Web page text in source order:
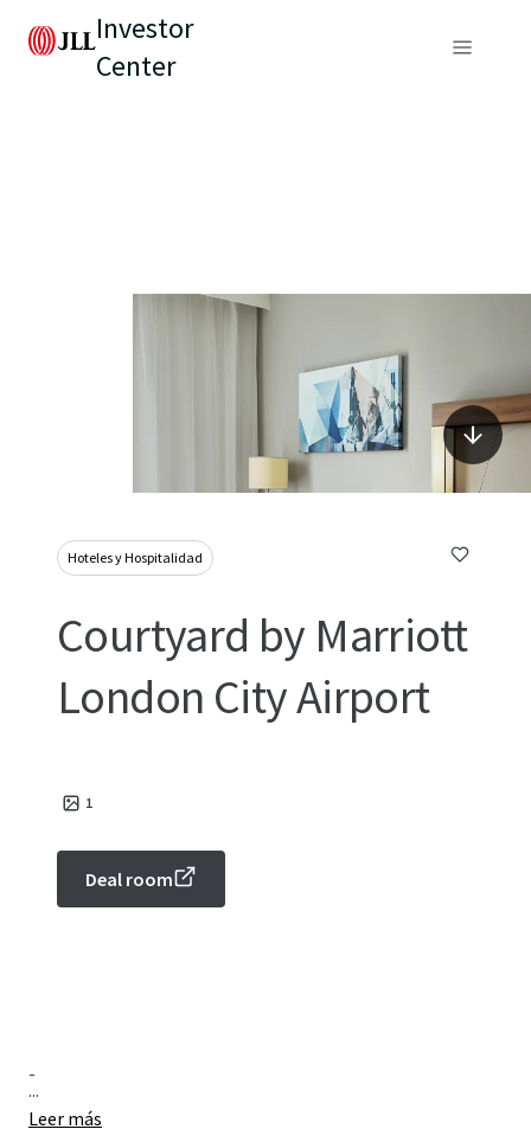
Investor
Center
Hoteles y Hospitalidad
Courtyard by Marriott
London City Airport
1
Deal room
-
...
Leer más